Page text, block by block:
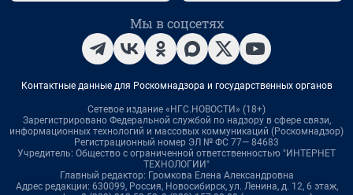
Мы в соцсетях
Контактные данные для Роскомнадзора и государственных органов
Сетевое издание «НГС.НОВОСТИ» (18+)
Зарегистрировано Федеральной службой по надзору в сфере связи,
информационных технологий и массовых коммуникаций (Роскомнадзор)
Регистрационный номер ЭЛ № ФС 77— 84683
Учредитель: Общество с ограниченной ответственностью "ИНТЕРНЕТ
ТЕХНОЛОГИИ"
Главный редактор: Громкова Елена Александровна
Адрес редакции: 630099, Россия, Новосибирск, ул. Ленина, д. 12, 6 этаж,